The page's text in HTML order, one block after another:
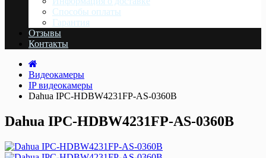
Cпособы оплаты
Гарантия
Отзывы
Контакты
Видеокамеры
IP видеокамеры
Dahua IPC-HDBW4231FP-AS-0360B
Dahua IPC-HDBW4231FP-AS-0360B